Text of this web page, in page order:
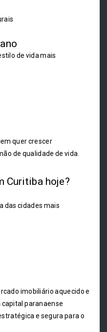
de vida mais
quer crescer
de qualidade de vida.
Curitiba hoje?
das cidades mais
imobiliário aquecido e
capital paranaense
e segura para o